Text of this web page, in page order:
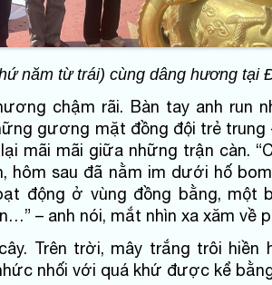
năm từ trái) cùng dâng hương tại
chậm rãi. Bàn tay anh run
gương mặt đồng đội trẻ
mãi mãi giữa những trận càn.
hôm sau đã nằm im dưới hố
động ở vùng đồng bằng, một
– anh nói, mắt nhìn xa xăm về
Trên trời, mây trắng trôi hiền
nhối với quá khứ được kể